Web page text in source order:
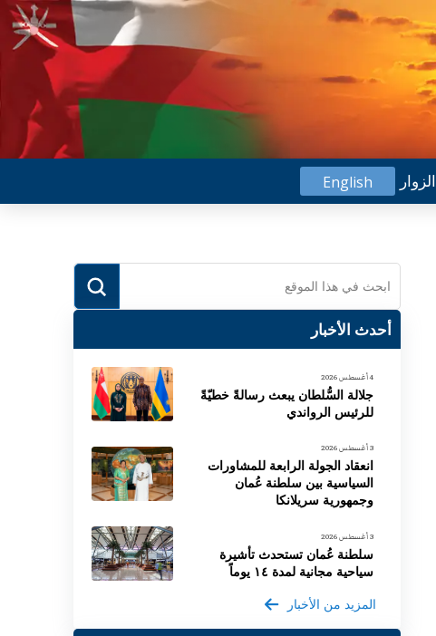
English الزوار
Search
Submit
أحدث الأخبار
4 أغسطس 2026
جلالة السُّلطان يبعث رسالةً خطيّةً
للرئيس الرواندي
3 أغسطس 2026
انعقاد الجولة الرابعة للمشاورات
السياسية بين سلطنة عُمان
وجمهورية سريلانكا
3 أغسطس 2026
سلطنة عُمان تستحدث تأشيرة
سياحية مجانية لمدة ١٤ يوماً
المزيد من الأخبار